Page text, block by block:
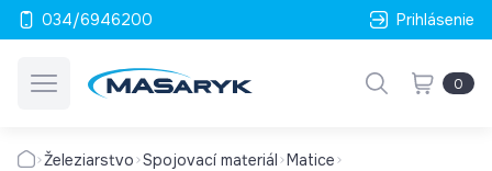
034/6946200 Prihlásenie
0
Železiarstvo Spojovací materiál Matice